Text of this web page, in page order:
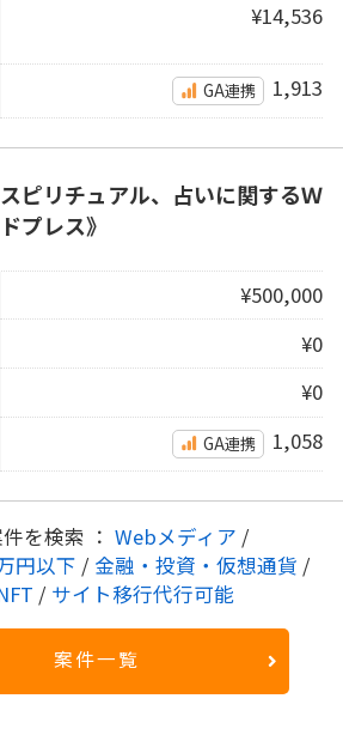
¥14,536
GA連携 1,913
ピリチュアル、占いに関するＷ
プレス》
¥500,000
¥0
¥0
GA連携 1,058
を検索 ： Webメディア /
円以下 / 金融・投資・仮想通貨 /
/ サイト移行代行可能
案件一覧